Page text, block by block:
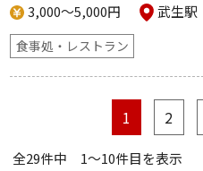
3,000～5,000円
武生駅
食事処・レストラン
1 2
全29件中 1〜10件目を表示